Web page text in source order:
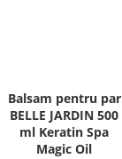
Balsam pentru par
BELLE JARDIN 500
ml Keratin Spa
Magic Oil